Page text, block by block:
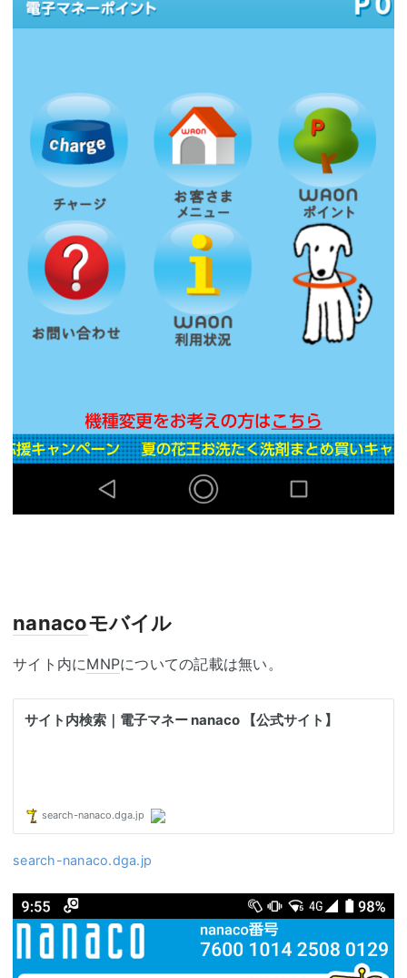
nanacoモバイル
サイト内にMNPについての記載は無い。
search-nanaco.dga.jp